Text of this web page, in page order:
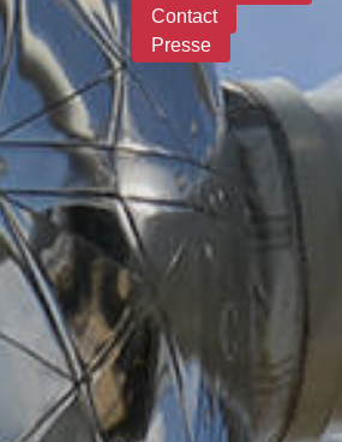
Contact
Presse